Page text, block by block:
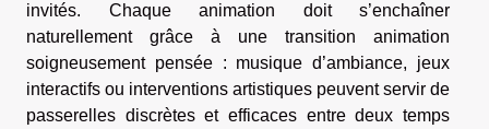
invités. Chaque animation doit s’enchaîner
naturellement grâce à une transition animation
soigneusement pensée : musique d’ambiance, jeux
interactifs ou interventions artistiques peuvent servir de
passerelles discrètes et efficaces entre deux temps